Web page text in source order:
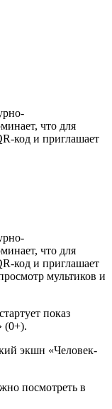
что для
код и приглашает
что для
код и приглашает
мультиков и
показ
(0+).
экшн «Человек-
посмотреть в